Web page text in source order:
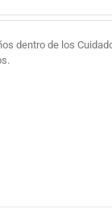
dentro de los